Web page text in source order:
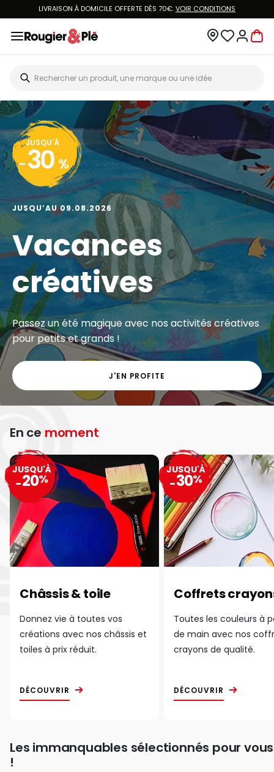
LIVRAISON À DOMICILE OFFERTE DÈS 70€.VOIR CONDITIONS
JUSQU'À
- 30 %
JUSQU’AU 09.08.2026
Vacances
créatives
Passez un été magique avec nos activités créatives
pour petits et grands !
J'EN PROFITE
En ce moment
Châssis & toile
Donnez vie à toutes vos
créations avec nos châssis et
toiles à prix réduit.
DÉCOUVRIR
JUSQU'À
-20%
Coffrets
Toutes les couleurs à
de main avec nos
crayons de qualité.
DÉCOUVRIR
JUSQU'À
-30%
Les immanquables sélectionnés pour vous
!